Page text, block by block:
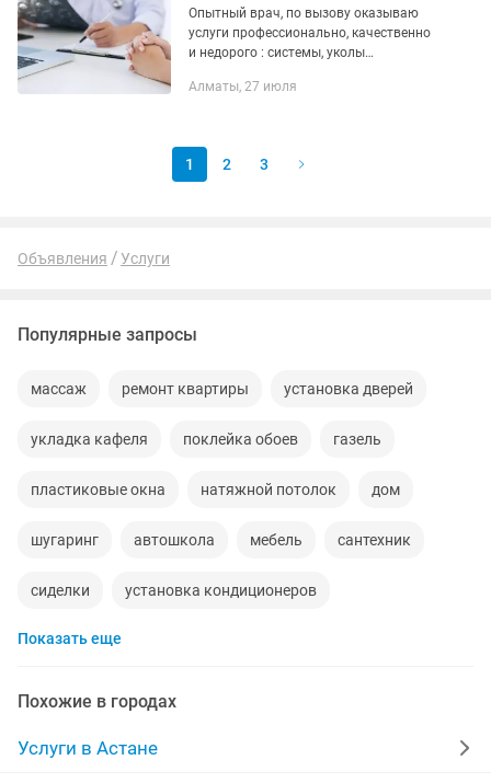
Опытный врач, по вызову оказываю
услуги профессионально, качественно
и недорого : системы, уколы
подкожно, снятие алкогольной
Алматы, 27 июля
1 2 3
Объявления Услуги
Популярные запросы
массаж ремонт квартиры установка дверей
укладка кафеля поклейка обоев газель
пластиковые окна натяжной потолок дом
шугаринг автошкола мебель сантехник
сиделки установка кондиционеров
уколы на дому
грузоперевозки газель
Показать еще
Похожие в городах
Услуги в Астане